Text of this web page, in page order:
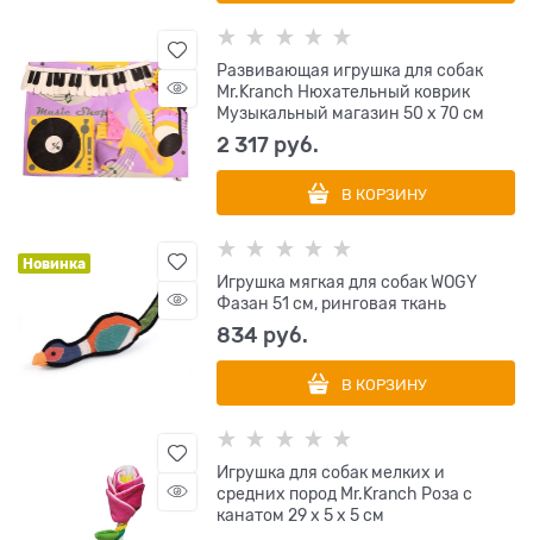
Развивающая игрушка для собак
Mr.Kranch Нюхательный коврик
Музыкальный магазин 50 х 70 см
2 317 руб.
В КОРЗИНУ
Новинка
Игрушка мягкая для собак WOGY
Фазан 51 см, ринговая ткань
834 руб.
В КОРЗИНУ
Игрушка для собак мелких и
средних пород Mr.Kranch Роза с
канатом 29 х 5 х 5 см